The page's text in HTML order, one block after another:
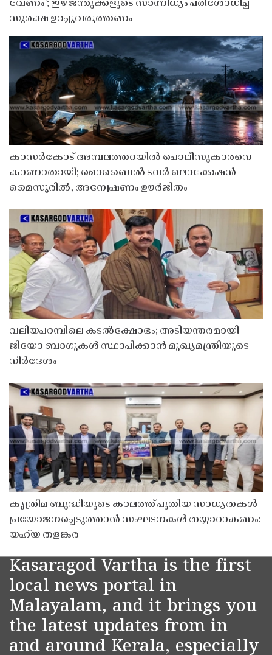
വേണം’; ഇഴ ജന്തുക്കളുടെ സാന്നിധ്യം പരിശോധിച്ച്
സുരക്ഷ ഉറപ്പുവരുത്തണം
കാസർകോട് അമ്പലത്തറയിൽ പൊലീസുകാരനെ
കാണാതായി; മൊബൈൽ ടവർ ലൊക്കേഷൻ
മൈസൂരിൽ, അന്വേഷണം ഊർജിതം
വലിയപറമ്പിലെ കടൽക്ഷോഭം; അടിയന്തരമായി
ജിയോ ബാഗുകൾ സ്ഥാപിക്കാൻ മുഖ്യമന്ത്രിയുടെ
നിർദേശം
കൃത്രിമ ബുദ്ധിയുടെ കാലത്ത് പുതിയ സാധ്യതകൾ
പ്രയോജനപ്പെടുത്താൻ സംഘടനകൾ തയ്യാറാകണം:
യഹ്‌യ തളങ്കര
Kasaragod Vartha is the first
local news portal in
Malayalam, and it brings you
the latest updates from in
and around Kerala, especially